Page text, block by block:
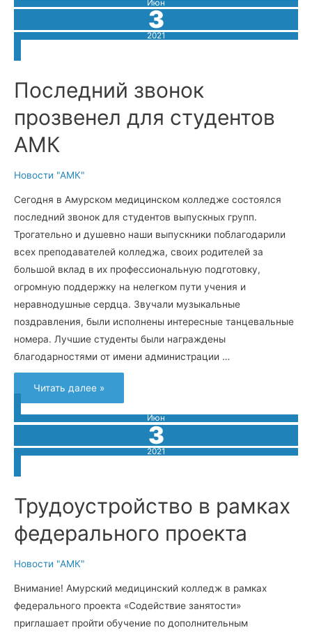
Июн
3
2021
Последний звонок
прозвенел для студентов
АМК
Новости "АМК"
Сегодня в Амурском медицинском колледже состоялся
последний звонок для студентов выпускных групп.
Трогательно и душевно наши выпускники поблагодарили
всех преподавателей колледжа, своих родителей за
большой вклад в их профессиональную подготовку,
огромную поддержку на нелегком пути учения и
неравнодушные сердца. Звучали музыкальные
поздравления, были исполнены интересные танцевальные
номера. Лучшие студенты были награждены
благодарностями от имени администрации …
Читать далее »
Июн
3
2021
Трудоустройство в рамках
федерального проекта
Новости "АМК"
Внимание! Амурский медицинский колледж в рамках
федерального проекта «Содействие занятости»
приглашает пройти обучение по дополнительным